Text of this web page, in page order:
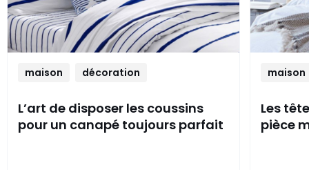
maison décoration
L’art de disposer les coussins
pour un canapé toujours parfait
maison
Les
pièce